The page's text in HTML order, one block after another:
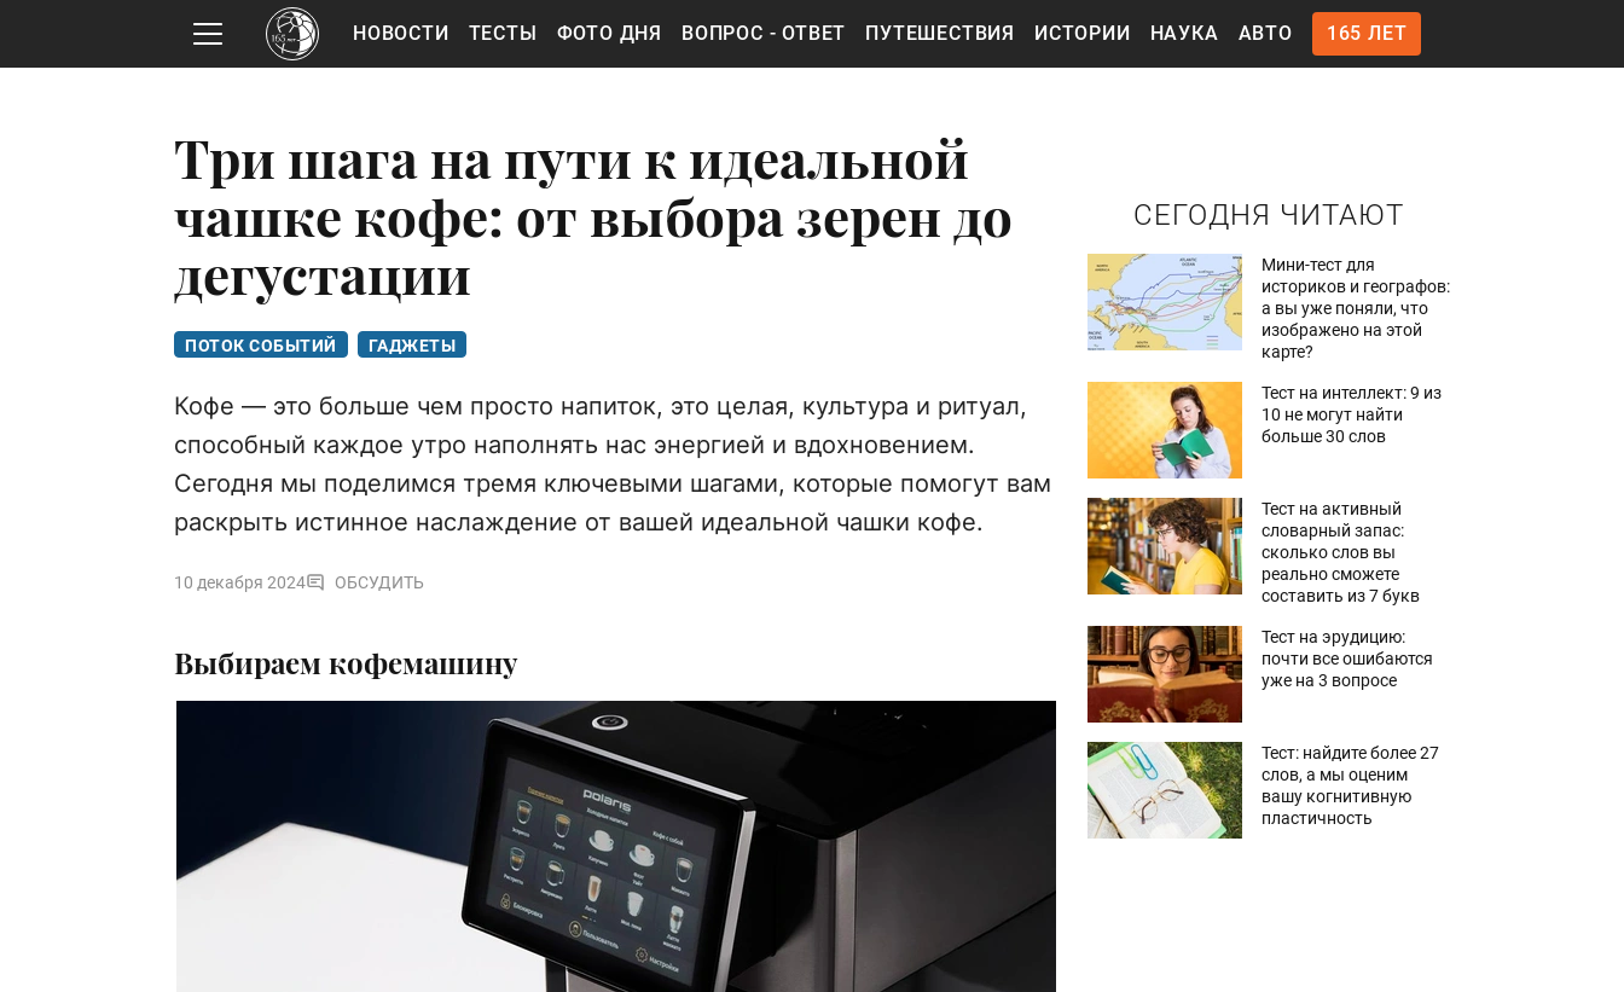
НОВОСТИ ТЕСТЫ ФОТО ДНЯ ВОПРОС - ОТВЕТ ПУТЕШЕСТВИЯ ИСТОРИИ НАУКА АВТО 165 ЛЕТ
Три шага на пути к идеальной
чашке кофе: от выбора зерен до
дегустации
ПОТОК СОБЫТИЙ ГАДЖЕТЫ
Кофе — это больше чем просто напиток, это целая, культура и ритуал,
способный каждое утро наполнять нас энергией и вдохновением.
Сегодня мы поделимся тремя ключевыми шагами, которые помогут вам
раскрыть истинное наслаждение от вашей идеальной чашки кофе.
10 декабря 2024 ОБСУДИТЬ
Выбираем кофемашину
СЕГОДНЯ ЧИТАЮТ
Мини-тест для
историков и географов:
а вы уже поняли, что
изображено на этой
карте?
Тест на интеллект: 9 из
10 не могут найти
больше 30 слов
Тест на активный
словарный запас:
сколько слов вы
реально сможете
составить из 7 букв
Тест на эрудицию:
почти все ошибаются
уже на 3 вопросе
Тест: найдите более 27
слов, а мы оценим
вашу когнитивную
пластичность